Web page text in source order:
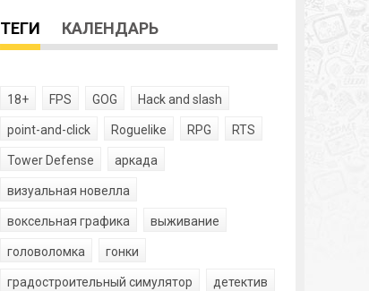
ТЕГИ КАЛЕНДАРЬ
18+ FPS GOG Hack and slash
point-and-click Roguelike RPG RTS
Tower Defense аркада
визуальная новелла
воксельная графика выживание
головоломка гонки
градостроительный симулятор детектив